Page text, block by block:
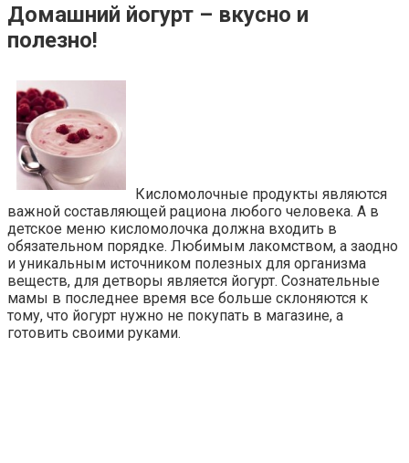
Домашний йогурт – вкусно и
полезно!
Кисломолочные продукты являются
важной составляющей рациона любого человека. А в
детское меню кисломолочка должна входить в
обязательном порядке. Любимым лакомством, а заодно
и уникальным источником полезных для организма
веществ, для детворы является йогурт. Сознательные
мамы в последнее время все больше склоняются к
тому, что йогурт нужно не покупать в магазине, а
готовить своими руками.